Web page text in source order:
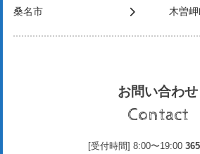
桑名市 木曽
お問い合わせ
Contact
[受付時間] 8:00〜19:00